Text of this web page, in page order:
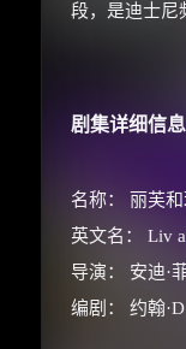
段，是迪士尼
剧集详细信息
名称： 丽芙
英文名： Liv
导演： 安迪·
编剧： 约翰